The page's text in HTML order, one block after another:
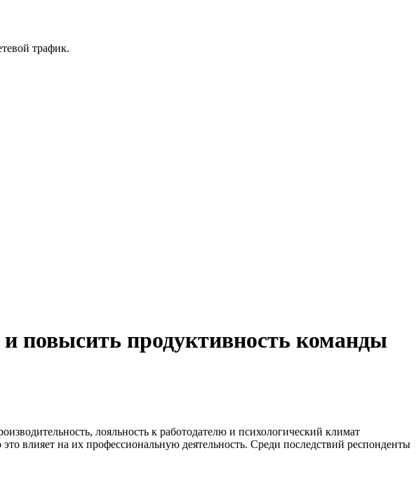
трафик.
повысить продуктивность команды
лояльность к работодателю и психологический климат
это влияет на их профессиональную деятельность. Среди последствий респонденты